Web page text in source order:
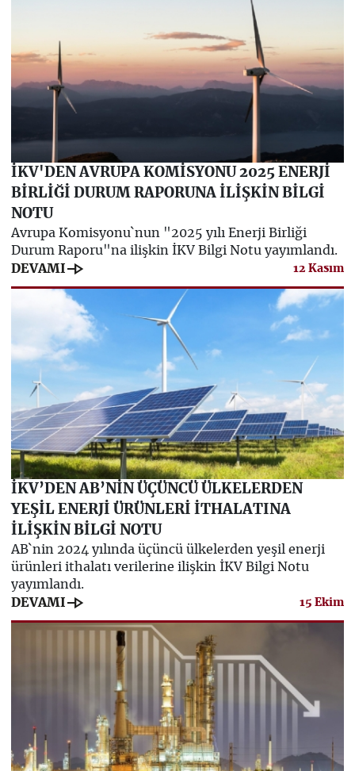
İKV'DEN AVRUPA KOMİSYONU 2025 ENERJİ
BİRLİĞİ DURUM RAPORUNA İLİŞKİN BİLGİ
NOTU
Avrupa Komisyonu`nun "2025 yılı Enerji Birliği
Durum Raporu"na ilişkin İKV Bilgi Notu yayımlandı.
DEVAMI line_end_arrow 12 Kasım
İKV’DEN AB’NİN ÜÇÜNCÜ ÜLKELERDEN
YEŞİL ENERJİ ÜRÜNLERİ İTHALATINA
İLİŞKİN BİLGİ NOTU
AB`nin 2024 yılında üçüncü ülkelerden yeşil enerji
ürünleri ithalatı verilerine ilişkin İKV Bilgi Notu
yayımlandı.
DEVAMI line_end_arrow 15 Ekim